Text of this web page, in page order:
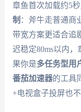
章鱼首次加载约5
制 ：斧牛走普通商
带宽方案更适合追
迟稳定80ms以内，
果你是多任务型用
番茄加速器的工具
+电视盒子投屏也不